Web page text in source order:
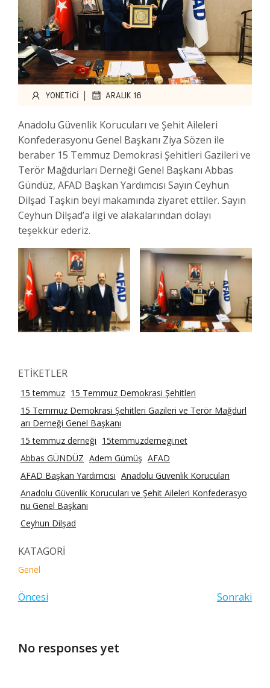
YONETICI | ARALIK 16
Anadolu Güvenlik Korucuları ve Şehit Aileleri
Konfederasyonu Genel Başkanı Ziya Sözen ile
beraber 15 Temmuz Demokrasi Şehitleri Gazileri ve
Terör Mağdurları Derneği Genel Başkanı Abbas
Gündüz, AFAD Başkan Yardımcısı Sayın Ceyhun
Dilşad Taşkın beyi makamında ziyaret ettiler. Sayın
Ceyhun Dilşad’a ilgi ve alakalarından dolayı
teşekkür ederiz.
ETİKETLER
15 temmuz 15 Temmuz Demokrasi Şehitleri
15 Temmuz Demokrasi Şehitleri Gazileri ve Terör Mağdurl
arı Derneği Genel Başkanı
15 temmuz derneği 15temmuzdernegi.net
Abbas GÜNDÜZ Adem Gümüş AFAD
AFAD Başkan Yardımcısı Anadolu Güvenlik Korucuları
Anadolu Güvenlik Korucuları ve Şehit Aileleri Konfederasyo
nu Genel Başkanı
Ceyhun Dilşad
KATAGORİ
Genel
Öncesi Sonraki
No responses yet